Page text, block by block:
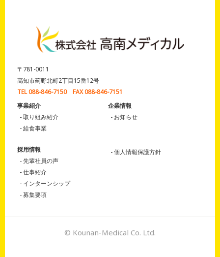
〒781-0011
高知市薊野北町2丁目15番12号
TEL 088-846-7150 FAX 088-846-7151
事業紹介
取り組み紹介
給食事業
企業情報
お知らせ
採用情報
先輩社員の声
仕事紹介
インターンシップ
募集要項
個人情報保護方針
© Kounan-Medical Co. Ltd.